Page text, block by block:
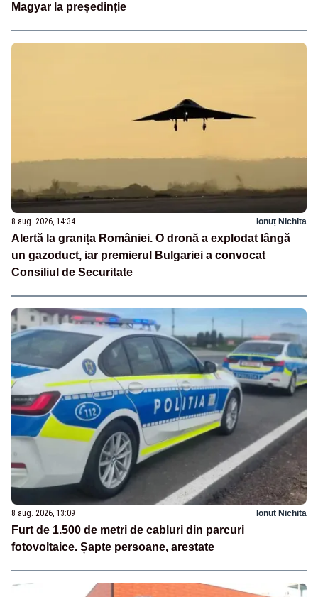
Magyar la președinție
8 aug. 2026, 14:34 Ionuț Nichita
Alertă la granița României. O dronă a explodat lângă
un gazoduct, iar premierul Bulgariei a convocat
Consiliul de Securitate
8 aug. 2026, 13:09 Ionuț Nichita
Furt de 1.500 de metri de cabluri din parcuri
fotovoltaice. Șapte persoane, arestate